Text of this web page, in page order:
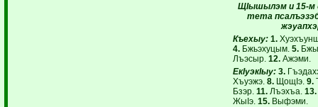
ЩIышылэм и 15-м
тета
Къехыу:1.
4.Бжьэхуцым. 5.
Лъэсыр. 12.Ажэми.
ЕкIуэкIыу: 3.
Хъуэжэ. 8.ЩощIэ. 9.
Бзэр. 11.Лъэхъа. 13.
ЖыIэ. 15.Выфэми.